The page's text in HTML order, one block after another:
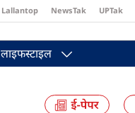
Lallantop NewsTak UPTak
लाइफस्टाइल